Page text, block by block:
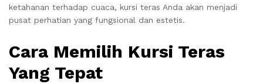
ketahanan terhadap cuaca, kursi teras Anda akan menjadi
pusat perhatian yang fungsional dan estetis.
Cara Memilih Kursi Teras
Yang Tepat